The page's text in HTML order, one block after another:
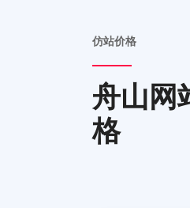
仿站价格
舟山网
格